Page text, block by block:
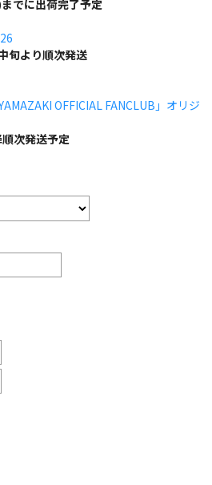
でに出荷完了予定
旬より順次発送
OFFICIAL FANCLUB」オリジ
次発送予定